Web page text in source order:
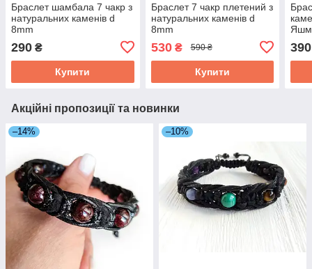
Браслет шамбала 7 чакр з
натуральних каменів d
8mm
290 ₴
Купити
Браслет 7 чакр плетений з
натуральних каменів d
8mm
530₴ 590 ₴
Купити
390
Акційні пропозиції та новинки
–14% –10%